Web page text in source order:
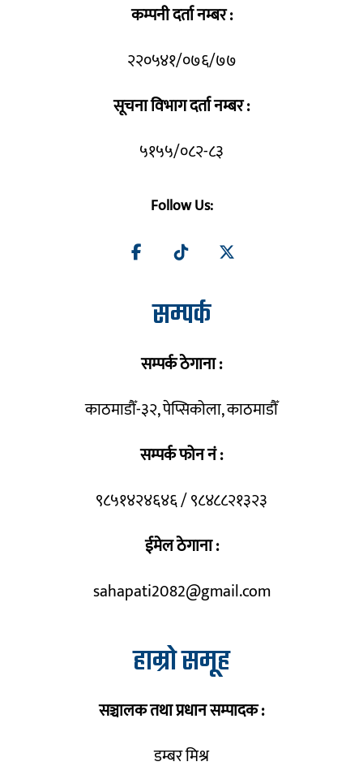
कम्पनी दर्ता नम्बर :
२२०५४१/०७६/७७
सूचना विभाग दर्ता नम्बर :
५१५५/०८२-८३
Follow Us:
सम्पर्क
सम्पर्क ठेगाना :
काठमाडौँ-३२, पेप्सिकोला, काठमाडौँ
सम्पर्क फोन नं :
९८५१४२४६४६ / ९८४८८२१३२३
ईमेल ठेगाना :
sahapati2082@gmail.com
हाम्रो समूह
सञ्चालक तथा प्रधान सम्पादक :
डम्बर मिश्र